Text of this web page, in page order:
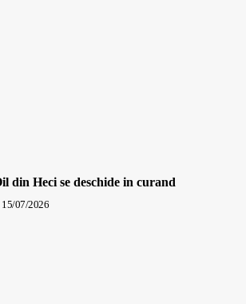
din Heci se deschide in curand
15/07/2026